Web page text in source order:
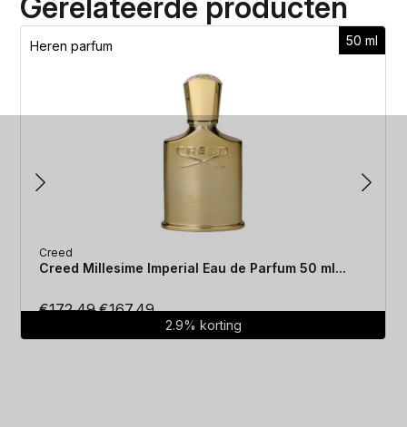
50 ml
Heren parfum
Creed
Creed Millesime Imperial Eau de Parfum 50 ml...
€172.49Oorspronkelijke
€167.49Huidige
prijs
2.9% korting